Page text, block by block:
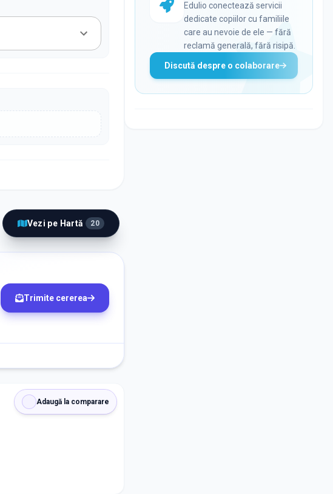
Vezi pe Hartă 20
Trimite cererea
Adaugă la comparare
Edulio conectează servicii
dedicate copiilor cu familiile
care au nevoie de ele — fără
reclamă generală, fără risipă.
Discută despre o colaborare